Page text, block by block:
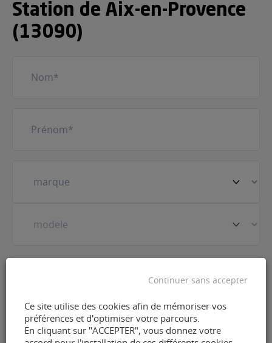
Station de Aix-en-Provence
(13090)
véhicule(Nécessaire)
Prestation(Nécessaire)
mail(Nécessaire)
Ce site utilise des cookies afin de mémoriser vos
préférences et d'optimiser votre parcours.
En cliquant sur "ACCEPTER", vous donnez votre
Continuer sans accepter